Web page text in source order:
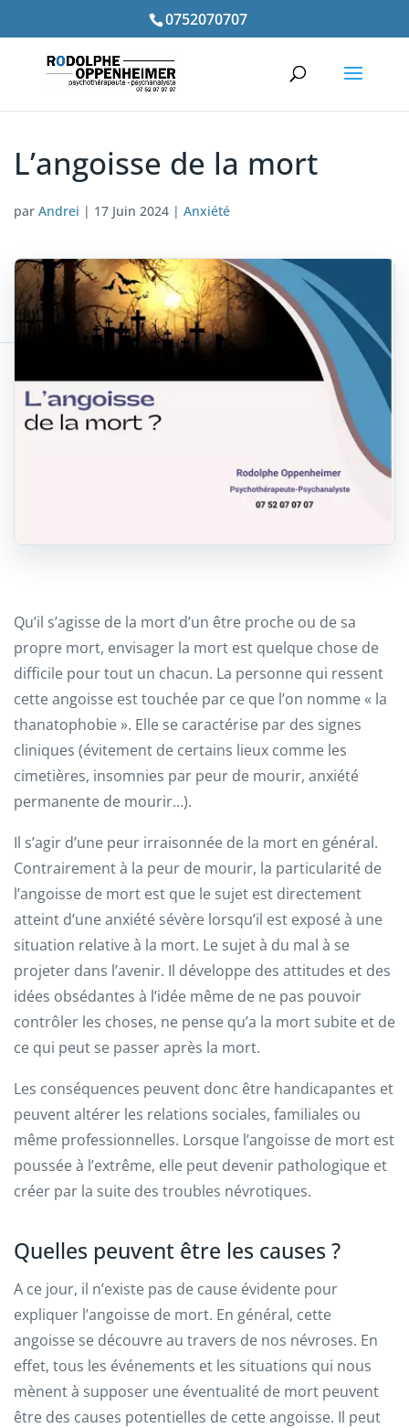
0752070707
L’angoisse de la mort
par Andrei | 17 Juin 2024 | Anxiété
Qu’il s’agisse de la mort d’un être proche ou de sa
propre mort, envisager la mort est quelque chose de
difficile pour tout un chacun. La personne qui ressent
cette angoisse est touchée par ce que l’on nomme « la
thanatophobie ». Elle se caractérise par des signes
cliniques (évitement de certains lieux comme les
cimetières, insomnies par peur de mourir, anxiété
permanente de mourir…).
Il s’agir d’une peur irraisonnée de la mort en général.
Contrairement à la peur de mourir, la particularité de
l’angoisse de mort est que le sujet est directement
atteint d’une anxiété sévère lorsqu’il est exposé à une
situation relative à la mort. Le sujet à du mal à se
projeter dans l’avenir. Il développe des attitudes et des
idées obsédantes à l’idée même de ne pas pouvoir
contrôler les choses, ne pense qu’a la mort subite et de
ce qui peut se passer après la mort.
Les conséquences peuvent donc être handicapantes et
peuvent altérer les relations sociales, familiales ou
même professionnelles. Lorsque l’angoisse de mort est
poussée à l’extrême, elle peut devenir pathologique et
créer par la suite des troubles névrotiques.
Quelles peuvent être les causes ?
A ce jour, il n’existe pas de cause évidente pour
expliquer l’angoisse de mort. En général, cette
angoisse se découvre au travers de nos névroses. En
effet, tous les événements et les situations qui nous
mènent à supposer une éventualité de mort peuvent
être des causes potentielles de cette angoisse. Il peut